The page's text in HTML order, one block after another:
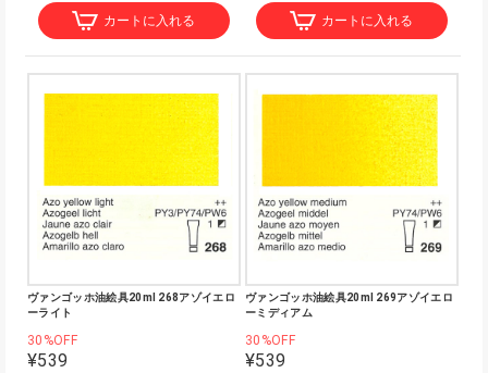
カートに入れる カートに入れる
ヴァンゴッホ油絵具20ml 268アゾイエロ
ーライト
30%OFF
¥539
ヴァンゴッホ油絵具20ml 269アゾイエロ
ーミディアム
30%OFF
¥539